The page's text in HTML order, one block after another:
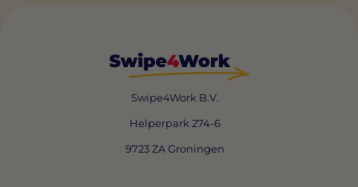
Swipe4Work B.V.
Helperpark 274-6
9723 ZA Groningen